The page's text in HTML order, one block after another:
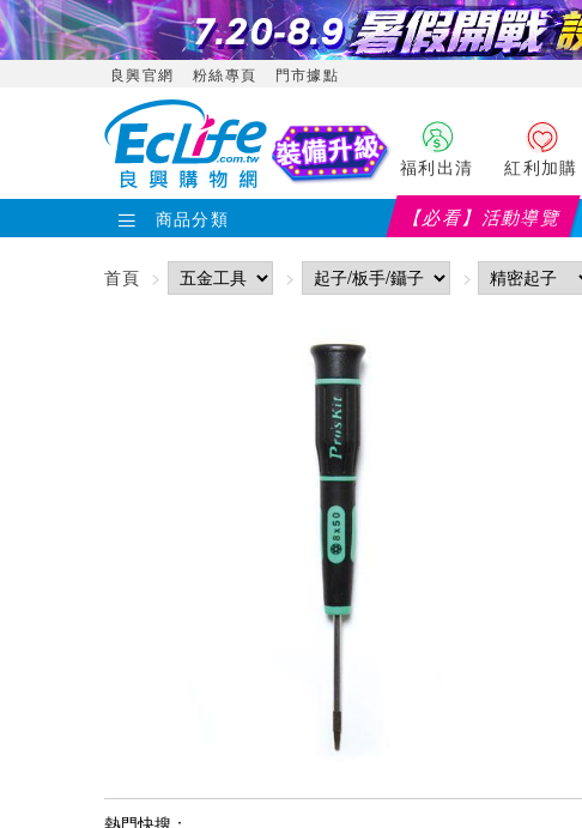
良興官網 粉絲專頁 門市據點
福利出清 紅利加購
商品分類 【必看】活動導覽
首頁